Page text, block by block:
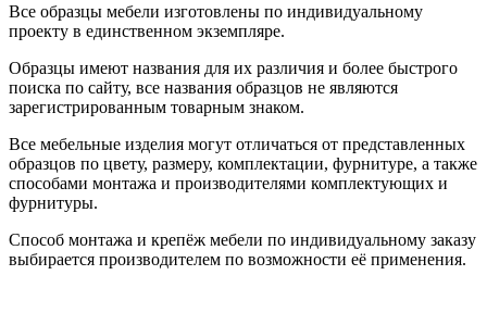
Все образцы мебели изготовлены по индивидуальному
проекту в единственном экземпляре.
Образцы имеют названия для их различия и более быстрого
поиска по сайту, все названия образцов не являются
зарегистрированным товарным знаком.
Все мебельные изделия могут отличаться от представленных
образцов по цвету, размеру, комплектации, фурнитуре, а также
способами монтажа и производителями комплектующих и
фурнитуры.
Способ монтажа и крепёж мебели по индивидуальному заказу
выбирается производителем по возможности её применения.